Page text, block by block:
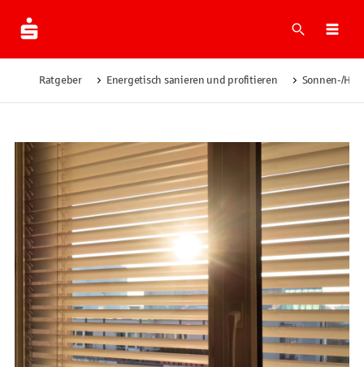
Suche
Ratgeber Energetisch sanieren und profitieren Sonnen-/